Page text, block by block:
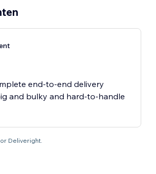
end-to-end delivery
and bulky and hard-to-handle
Deliveright.